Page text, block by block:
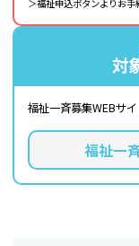
＞福祉申込ボタンよりお手
対
福祉一斉募集WEBサ
福祉一